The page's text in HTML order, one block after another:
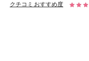
クチコミ おすすめ度